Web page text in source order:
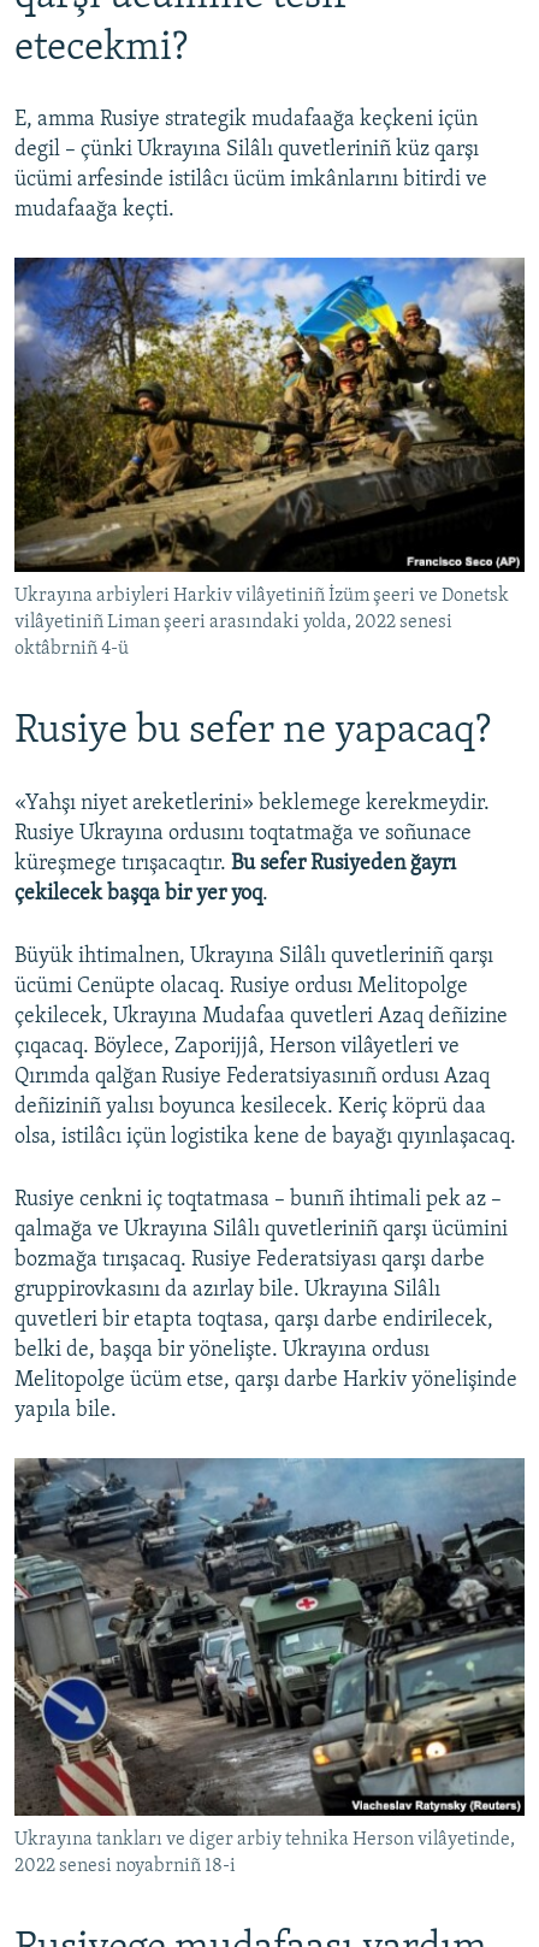
etecekmi?
E, amma Rusiye strategik mudafaağa keçkeni içün
degil – çünki Ukrayına Silâlı quvetleriniñ küz qarşı
ücümi arfesinde istilâcı ücüm imkânlarını bitirdi ve
mudafaağa keçti.
Ukrayına arbiyleri Harkiv vilâyetiniñ İzüm şeeri ve Donetsk
vilâyetiniñ Liman şeeri arasındaki yolda, 2022 senesi
oktâbrniñ 4-ü
Rusiye bu sefer ne yapacaq?
«Yahşı niyet areketlerini» beklemege kerekmeydir.
Rusiye Ukrayına ordusını toqtatmağa ve soñunace
küreşmege tırışacaqtır. Bu sefer Rusiyeden ğayrı
çekilecek başqa bir yer yoq.
Büyük ihtimalnen, Ukrayına Silâlı quvetleriniñ qarşı
ücümi Cenüpte olacaq. Rusiye ordusı Melitopolge
çekilecek, Ukrayına Mudafaa quvetleri Azaq deñizine
çıqacaq. Böylece, Zaporijjâ, Herson vilâyetleri ve
Qırımda qalğan Rusiye Federatsiyasınıñ ordusı Azaq
deñiziniñ yalısı boyunca kesilecek. Keriç köprü daa
olsa, istilâcı içün logistika kene de bayağı qıyınlaşacaq.
Rusiye cenkni iç toqtatmasa – bunıñ ihtimali pek az –
qalmağa ve Ukrayına Silâlı quvetleriniñ qarşı ücümini
bozmağa tırışacaq. Rusiye Federatsiyası qarşı darbe
gruppirovkasını da azırlay bile. Ukrayına Silâlı
quvetleri bir etapta toqtasa, qarşı darbe endirilecek,
belki de, başqa bir yönelişte. Ukrayına ordusı
Melitopolge ücüm etse, qarşı darbe Harkiv yönelişinde
yapıla bile.
Ukrayına tankları ve diger arbiy tehnika Herson vilâyetinde,
2022 senesi noyabrniñ 18-i